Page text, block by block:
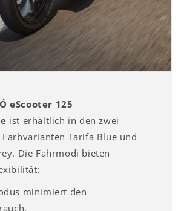
eScooter 125
ist erhältlich in den zwei
Tarifa Blue und
Die Fahrmodi bieten
minimiert den